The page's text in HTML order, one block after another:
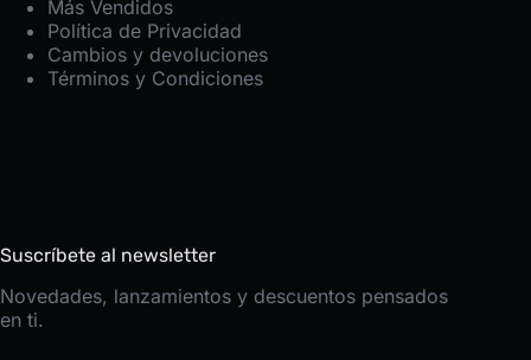
Más Vendidos
Política de Privacidad
Cambios y devoluciones
Términos y Condiciones
Suscríbete al newsletter
Novedades, lanzamientos y descuentos pensados
en ti.